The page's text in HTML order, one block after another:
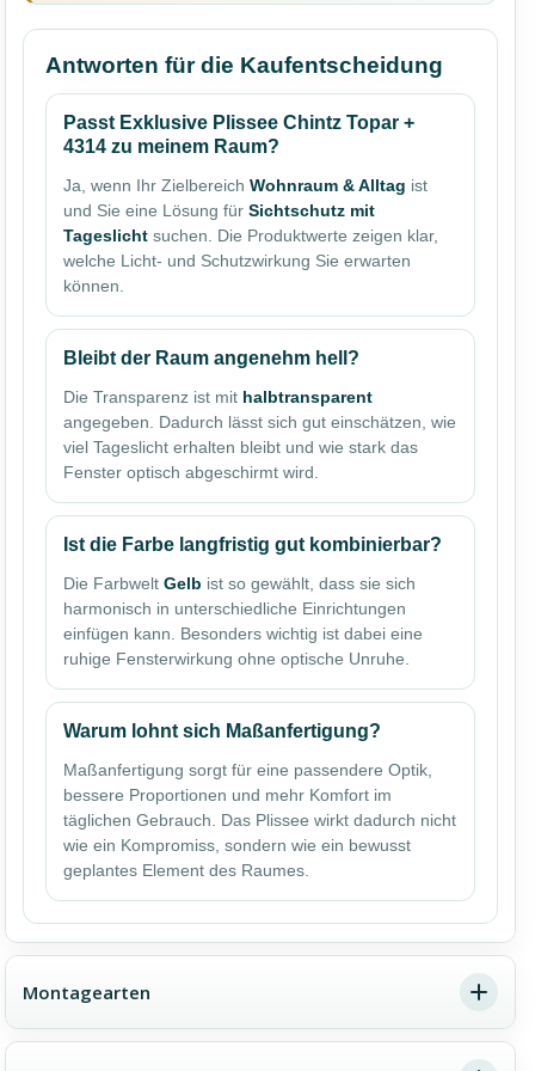
Antworten für die Kaufentscheidung
Passt Exklusive Plissee Chintz Topar +
4314 zu meinem Raum?
Ja, wenn Ihr Zielbereich Wohnraum & Alltag ist
und Sie eine Lösung für Sichtschutz mit
Tageslicht suchen. Die Produktwerte zeigen klar,
welche Licht- und Schutzwirkung Sie erwarten
können.
Bleibt der Raum angenehm hell?
Die Transparenz ist mit halbtransparent
angegeben. Dadurch lässt sich gut einschätzen, wie
viel Tageslicht erhalten bleibt und wie stark das
Fenster optisch abgeschirmt wird.
Ist die Farbe langfristig gut kombinierbar?
Die Farbwelt Gelb ist so gewählt, dass sie sich
harmonisch in unterschiedliche Einrichtungen
einfügen kann. Besonders wichtig ist dabei eine
ruhige Fensterwirkung ohne optische Unruhe.
Warum lohnt sich Maßanfertigung?
Maßanfertigung sorgt für eine passendere Optik,
bessere Proportionen und mehr Komfort im
täglichen Gebrauch. Das Plissee wirkt dadurch nicht
wie ein Kompromiss, sondern wie ein bewusst
geplantes Element des Raumes.
Montagearten